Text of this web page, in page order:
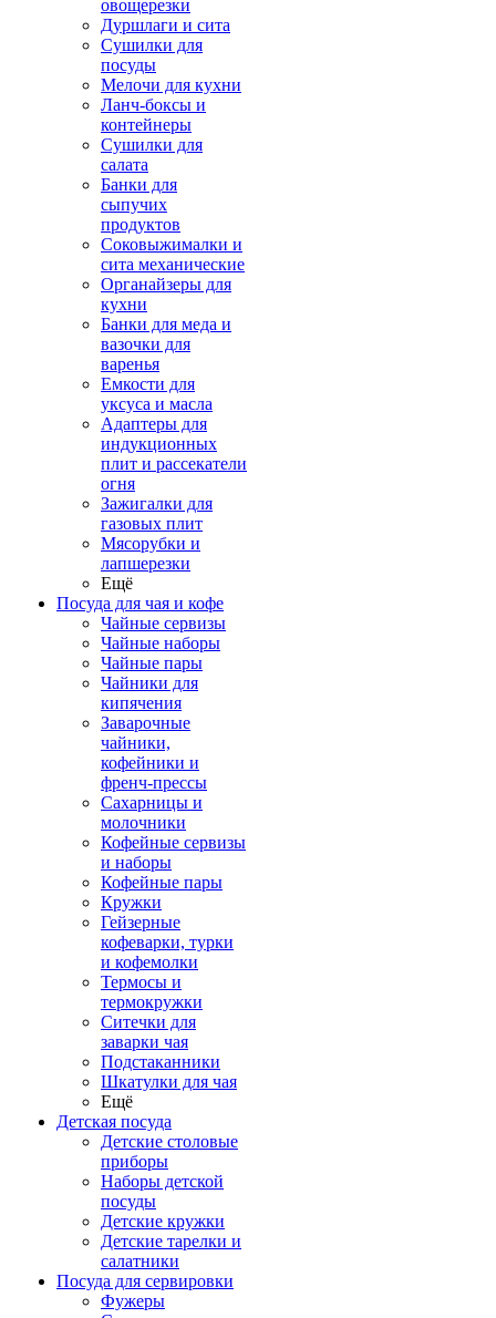
овощерезки
Дуршлаги и сита
Сушилки для
посуды
Мелочи для кухни
Ланч-боксы и
контейнеры
Сушилки для
салата
Банки для
сыпучих
продуктов
Соковыжималки и
сита механические
Органайзеры для
кухни
Банки для меда и
вазочки для
варенья
Емкости для
уксуса и масла
Адаптеры для
индукционных
плит и рассекатели
огня
Зажигалки для
газовых плит
Мясорубки и
лапшерезки
Ещё
Посуда для чая и кофе
Чайные сервизы
Чайные наборы
Чайные пары
Чайники для
кипячения
Заварочные
чайники,
кофейники и
френч-прессы
Сахарницы и
молочники
Кофейные сервизы
и наборы
Кофейные пары
Кружки
Гейзерные
кофеварки, турки
и кофемолки
Термосы и
термокружки
Ситечки для
заварки чая
Подстаканники
Шкатулки для чая
Ещё
Детская посуда
Детские столовые
приборы
Наборы детской
посуды
Детские кружки
Детские тарелки и
салатники
Посуда для сервировки
Фужеры